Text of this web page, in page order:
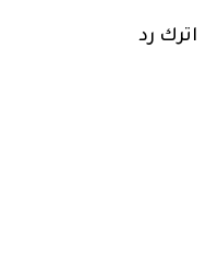
اترك رد